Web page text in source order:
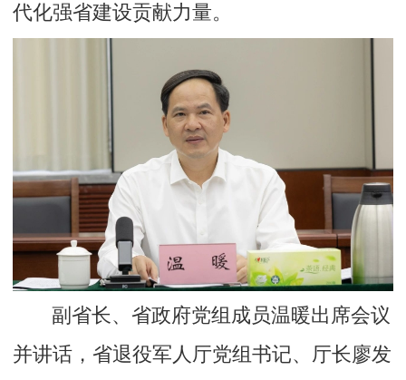
代化强省建设贡献力量。
副省长、省政府党组成员温暖出席会议
并讲话，省退役军人厅党组书记、厅长廖发